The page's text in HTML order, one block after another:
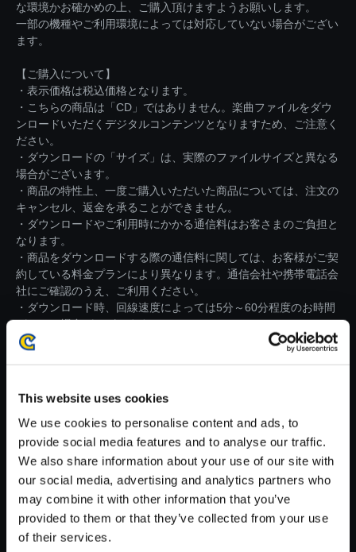
This website uses cookies
We use cookies to personalise content and ads, to
provide social media features and to analyse our traffic.
We also share information about your use of our site with
our social media, advertising and analytics partners who
may combine it with other information that you’ve
provided to them or that they’ve collected from your use
of their services.
な環境かお確かめの上、ご購入頂けますようお願いします。
一部の機種やご利用環境によっては対応していない場合がござい
ます。
【ご購入について】
・表示価格は税込価格となります。
・こちらの商品は「CD」ではありません。楽曲ファイルをダウ
ンロードいただくデジタルコンテンツとなりますため、ご注意く
ださい。
・ダウンロードの「サイズ」は、実際のファイルサイズと異なる
場合がございます。
・商品の特性上、一度ご購入いただいた商品については、注文の
キャンセル、返金を承ることができません。
・ダウンロードやご利用時にかかる通信料はお客さまのご負担と
なります。
・商品をダウンロードする際の通信料に関しては、お客様がご契
約している料金プランにより異なります。通信会社や携帯電話会
社にご確認のうえ、ご利用ください。
・ダウンロード時、回線速度によっては5分～60分程度のお時間
がかかる場合がございます。
※ご購入いただいたファイルのダウンロードの際には、通信環境
【単曲】ストリートファイター
V エクスパンション トラックス
1 Operation C．H．A．I．N．